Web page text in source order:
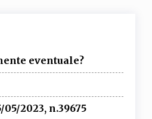
eventuale?
2023, n.39675